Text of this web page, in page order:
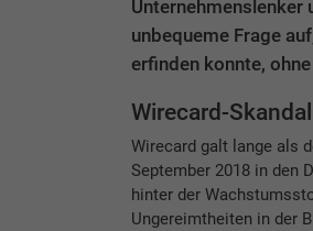
Unternehmenslenker
unbequeme Frage
erfinden konnte,
Wirecard-
Wirecard galt lange als
September 2018 in den
hinter der
Ungereimtheiten in der